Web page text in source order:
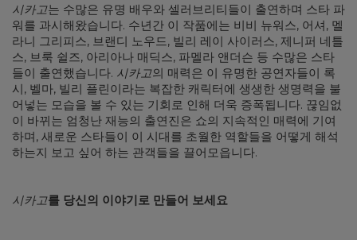
시카고는 수많은 유명 배우와 셀러브리티들이 출연하며 스타 파
워를 과시해왔습니다. 수년간 이 작품에는 비비 뉴워스, 어셔, 멜
라니 그리피스, 브랜디 노우드, 빌리 레이 사이러스, 제니퍼 네틀
스, 브룩 쉴즈, 아리아나 매딕스, 파멜라 앤더슨 등 수많은 스타
들이 출연했습니다. 시카고의 매력은 이 유명한 공연자들이 록
시, 벨마, 빌리 플린이라는 복잡한 캐릭터에 생생한 생명력을 불
어넣는 모습을 볼 수 있는 기회로 인해 더욱 증폭됩니다. 끊임없
이 바뀌는 엄청난 재능의 출연진은 쇼의 지속적인 매력에 기여
하며, 새로운 스타들이 이 시대를 초월한 역할들을 어떻게 해석
하는지 보고 싶어 하는 관객들을 끌어모읍니다.
시카고를 당신의 이야기로 만들어 보세요